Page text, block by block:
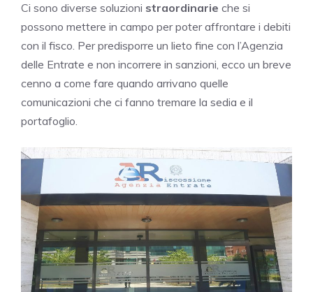
Ci sono diverse soluzioni straordinarie che si
possono mettere in campo per poter affrontare i debiti
con il fisco. Per predisporre un lieto fine con l’Agenzia
delle Entrate e non incorrere in sanzioni, ecco un breve
cenno a come fare quando arrivano quelle
comunicazioni che ci fanno tremare la sedia e il
portafoglio.